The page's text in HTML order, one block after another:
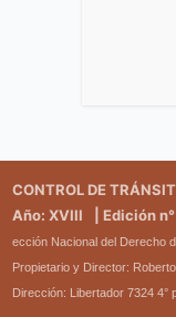
CONTROL DE
Año: XVIII | Edición
ección Nacional del Derecho
Propietario y Director:
Dirección: Libertador 7324 4°